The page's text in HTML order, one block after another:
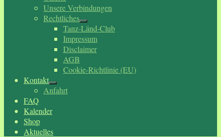
Unsere Verbindungen
Rechtliches
Tanz-Länd-Club
Impressum
Disclaimer
AGB
Cookie-Richtlinie (EU)
Kontakt
Anfahrt
FAQ
Kalender
Shop
Aktuelles